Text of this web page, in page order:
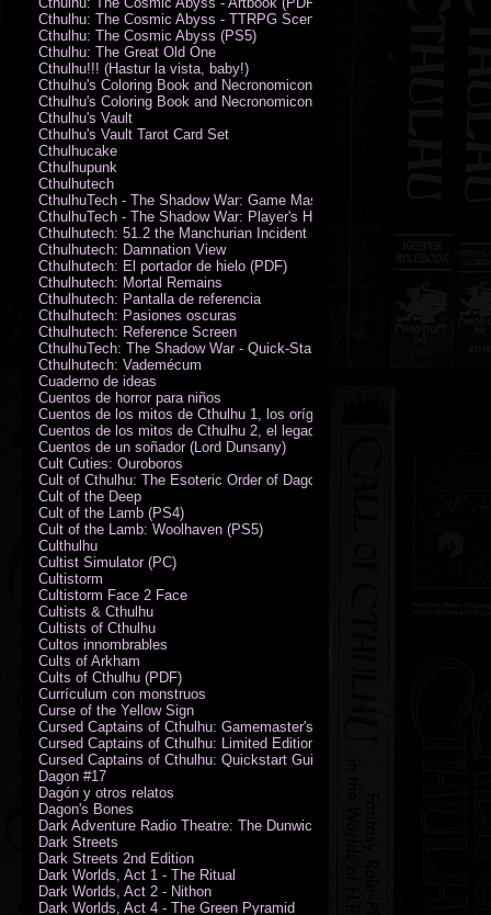
Cthulhu: The Cosmic Abyss - TTRPG Scenario - Arkham Horror (PDF)
Cthulhu: The Cosmic Abyss (PS5)
Cthulhu: The Great Old One
Cthulhu!!! (Hastur la vista, baby!)
Cthulhu's Coloring Book and Necronomicon of Sunny Day Doings
Cthulhu's Coloring Book and Necronomicon of Sunny Day Doings New
Cthulhu's Vault
Cthulhu's Vault Tarot Card Set
Cthulhucake
Cthulhupunk
Cthulhutech
CthulhuTech - The Shadow War: Game Master's Guide (PDF)
CthulhuTech - The Shadow War: Player's Handbook (PDF)
Cthulhutech: 51.2 the Manchurian Incident (PDF)
Cthulhutech: Damnation View
Cthulhutech: El portador de hielo (PDF)
Cthulhutech: Mortal Remains
Cthulhutech: Pantalla de referencia
Cthulhutech: Pasiones oscuras
Cthulhutech: Reference Screen
CthulhuTech: The Shadow War - Quick-Start Rules (PDF)
Cthulhutech: Vademécum
Cuaderno de ideas
Cuentos de horror para niños
Cuentos de los mitos de Cthulhu 1, los orígenes
Cuentos de los mitos de Cthulhu 2, el legado
Cuentos de un soñador (Lord Dunsany)
Cult Cuties: Ouroboros
Cult of Cthulhu: The Esoteric Order of Dagon Vol.1: Book One
Cult of the Deep
Cult of the Lamb (PS4)
Cult of the Lamb: Woolhaven (PS5)
Culthulhu
Cultist Simulator (PC)
Cultistorm
Cultistorm Face 2 Face
Cultists & Cthulhu
Cultists of Cthulhu
Cultos innombrables
Cults of Arkham
Cults of Cthulhu (PDF)
Currículum con monstruos
Curse of the Yellow Sign
Cursed Captains of Cthulhu: Gamemaster's Toolkit & Dice
Cursed Captains of Cthulhu: Limited Edition
Cursed Captains of Cthulhu: Quickstart Guide (PDF)
Dagon #17
Dagón y otros relatos
Dagon's Bones
Dark Adventure Radio Theatre: The Dunwich Horror - Audio CD with
Dark Streets
Dark Streets 2nd Edition
Dark Worlds, Act 1 - The Ritual
Dark Worlds, Act 2 - Nithon
Dark Worlds, Act 4 - The Green Pyramid